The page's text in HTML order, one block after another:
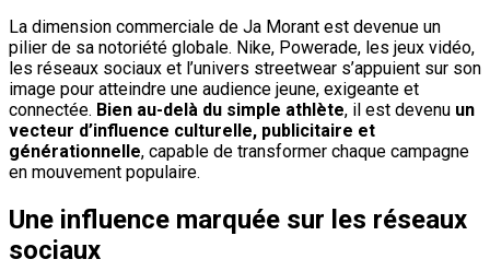
La dimension commerciale de Ja Morant est devenue un
pilier de sa notoriété globale. Nike, Powerade, les jeux vidéo,
les réseaux sociaux et l’univers streetwear s’appuient sur son
image pour atteindre une audience jeune, exigeante et
connectée. Bien au-delà du simple athlète, il est devenu un
vecteur d’influence culturelle, publicitaire et
générationnelle, capable de transformer chaque campagne
en mouvement populaire.
Une influence marquée sur les réseaux
sociaux